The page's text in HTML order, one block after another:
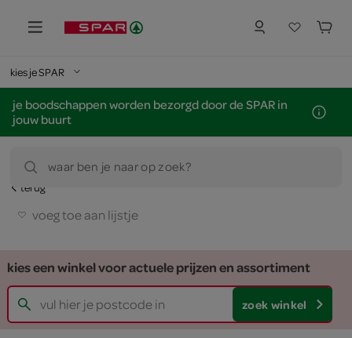
kies je SPAR
je boodschappen worden bezorgd door de SPAR in
jouw buurt
waar ben je naar op zoek?
terug
voeg toe aan lijstje
kies een winkel voor actuele prijzen en assortiment
zoek winkel